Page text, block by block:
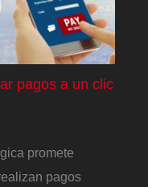
pagos a un clic
promete
pagos